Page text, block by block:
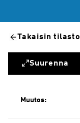
Takaisin
Suurenna
Muutos: